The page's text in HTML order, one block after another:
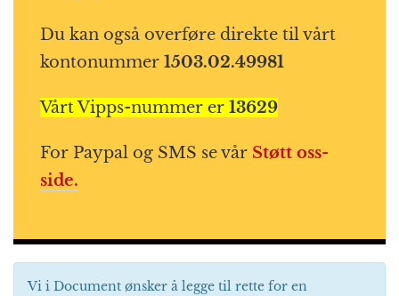
Du kan også overføre direkte til vårt
kontonummer 1503.02.49981
Vårt Vipps-nummer er 13629
For Paypal og SMS se vår Støtt oss-
side.
Vi i Document ønsker å legge til rette for en